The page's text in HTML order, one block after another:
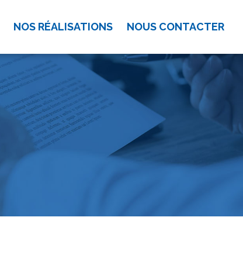
NOS RÉALISATIONS NOUS CONTACTER